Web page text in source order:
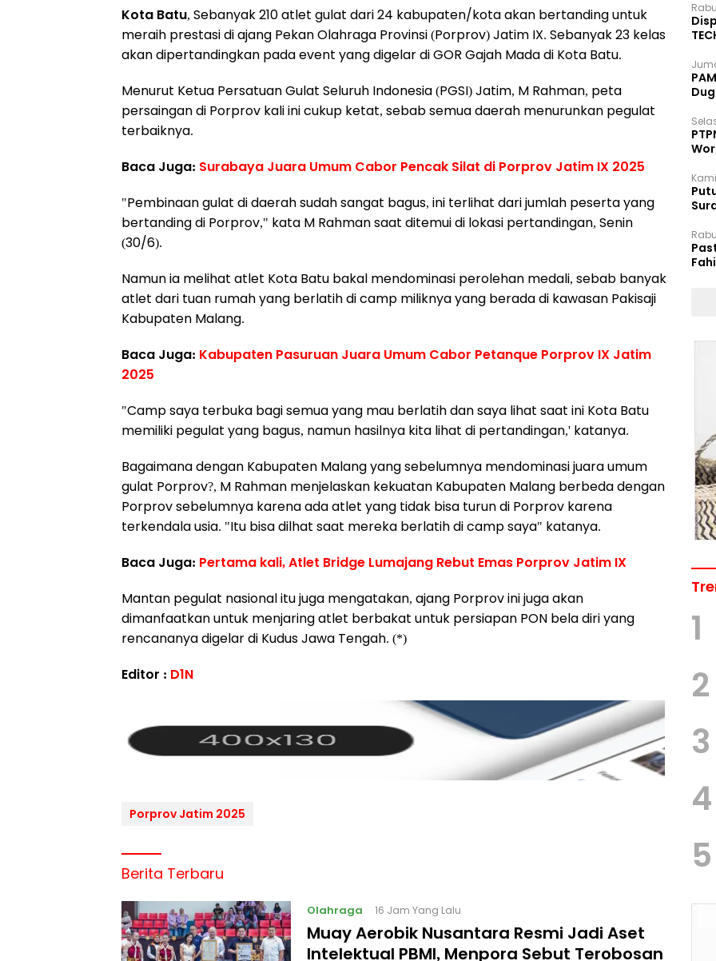
Kota Batu, Sebanyak 210 atlet gulat dari 24 kabupaten/kota akan bertanding untuk
meraih prestasi di ajang Pekan Olahraga Provinsi (Porprov) Jatim IX. Sebanyak 23 kelas
akan dipertandingkan pada event yang digelar di GOR Gajah Mada di Kota Batu.
Menurut Ketua Persatuan Gulat Seluruh Indonesia (PGSI) Jatim, M Rahman, peta
persaingan di Porprov kali ini cukup ketat, sebab semua daerah menurunkan pegulat
terbaiknya.
Baca Juga: Surabaya Juara Umum Cabor Pencak Silat di Porprov Jatim IX 2025
"Pembinaan gulat di daerah sudah sangat bagus, ini terlihat dari jumlah peserta yang
bertanding di Porprov," kata M Rahman saat ditemui di lokasi pertandingan, Senin
(30/6).
Namun ia melihat atlet Kota Batu bakal mendominasi perolehan medali, sebab banyak
atlet dari tuan rumah yang berlatih di camp miliknya yang berada di kawasan Pakisaji
Kabupaten Malang.
Baca Juga: Kabupaten Pasuruan Juara Umum Cabor Petanque Porprov IX Jatim
2025
"Camp saya terbuka bagi semua yang mau berlatih dan saya lihat saat ini Kota Batu
memiliki pegulat yang bagus, namun hasilnya kita lihat di pertandingan,' katanya.
Bagaimana dengan Kabupaten Malang yang sebelumnya mendominasi juara umum
gulat Porprov?, M Rahman menjelaskan kekuatan Kabupaten Malang berbeda dengan
Porprov sebelumnya karena ada atlet yang tidak bisa turun di Porprov karena
terkendala usia. "Itu bisa dilhat saat mereka berlatih di camp saya" katanya.
Baca Juga: Pertama kali, Atlet Bridge Lumajang Rebut Emas Porprov Jatim IX
Mantan pegulat nasional itu juga mengatakan, ajang Porprov ini juga akan
dimanfaatkan untuk menjaring atlet berbakat untuk persiapan PON bela diri yang
rencananya digelar di Kudus Jawa Tengah. (*)
Editor : D1N
Porprov Jatim 2025
Berita Terbaru
Olahraga 16 Jam Yang Lalu
Muay Aerobik Nusantara Resmi Jadi Aset
Intelektual PBMI, Menpora Sebut Terobosan
1
2
3
4
5